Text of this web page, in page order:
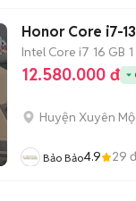
Honor Core i7-
Intel Core i7 16 GB
12.580.000 đ
Huyện Xuyên
Bảo Bảo4.9 29